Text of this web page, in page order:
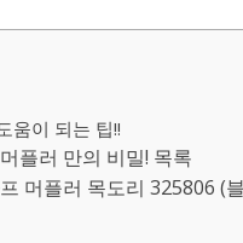
움이 되는 팁!!
플러 만의 비밀! 목록
머플러 목도리 325806 (